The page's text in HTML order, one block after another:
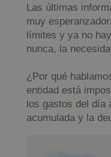
Las últimas
muy
límites y ya no
nunca, la
¿Por qué
entidad está
los gastos del día
acumulada y la
Las cookies
gestión de cuentas.
Nombre